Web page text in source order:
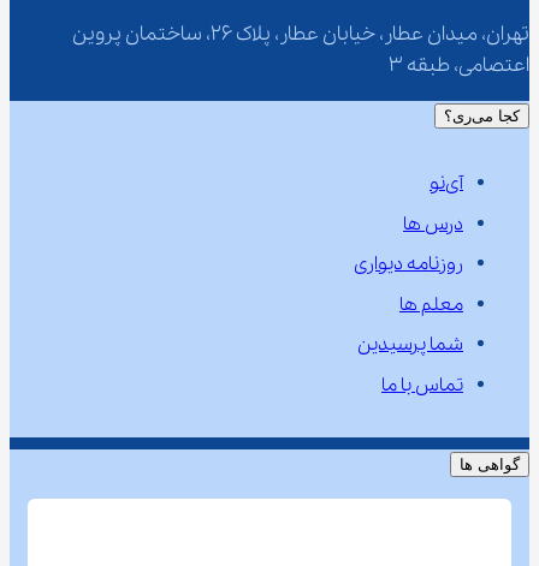
تهران، میدان عطار، خیابان عطار، پلاک 26، ساختمان پروین
اعتصامی، طبقه 3
کجا می‌ری؟
آی‌نو
درس ها
روزنامه دیواری
معلم ها
شما پرسیدین
تماس با ما
گواهی ها